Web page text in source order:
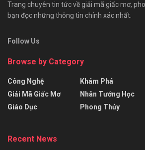
Trang chuyên tin tức về giải mã giấc mơ,
bạn đọc những thông tin chính xác nhất.
Follow Us
Browse by Category
Công Nghệ
Giải Mã Giấc Mơ
Giáo Dục
Khám Phá
Nhân Tướng Học
Phong Thủy
Recent News